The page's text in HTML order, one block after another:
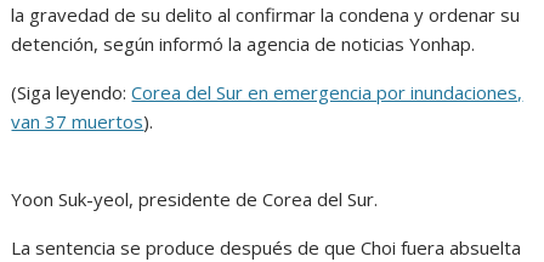
la gravedad de su delito al confirmar la condena y ordenar su
detención, según informó la agencia de noticias Yonhap.
(Siga leyendo:Corea del Sur en emergencia por inundaciones,
van 37 muertos).
Yoon Suk-yeol, presidente de Corea del Sur.
La sentencia se produce después de que Choi fuera absuelta